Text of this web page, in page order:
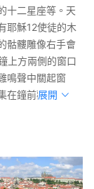
十二星座等。天
耶穌12使徒的木
骷髏雕像右手會
上方兩側的窗口
鳴聲中關起窗
在鐘前觀賞。
展開